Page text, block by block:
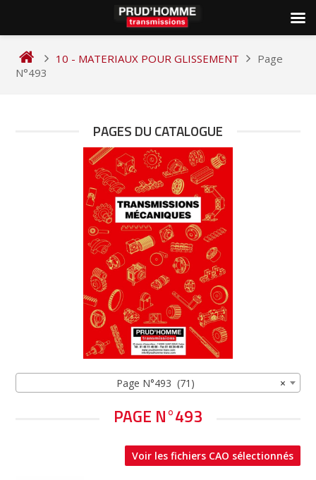
content
10 - MATERIAUX POUR GLISSEMENT
Page
N°493
PAGES DU CATALOGUE
×
Page N°493 (71)
PAGE N°493
Voir les fichiers CAO sélectionnés